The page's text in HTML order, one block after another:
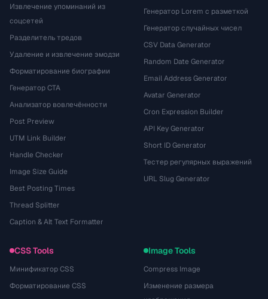
Извлечение упоминаний из
соцсетей
Разделитель тредов
Удаление и извлечение эмодзи
Форматирование биографии
Генератор CTA
Анализатор вовлечённости
Post Preview
UTM Link Builder
Handle Checker
Image Size Guide
Best Posting Times
Thread Splitter
Caption & Alt Text Formatter
Генератор Lorem с разметкой
Генератор случайных чисел
CSV Data Generator
Random Date Generator
Email Address Generator
Avatar Generator
Cron Expression Builder
API Key Generator
Short ID Generator
Тестер регулярных выражений
URL Slug Generator
CSS Tools
Минификатор CSS
Форматирование CSS
Image Tools
Compress Image
Изменение размера